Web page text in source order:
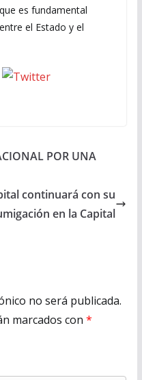
es fundamental
el Estado y el
POR UNA
continuará con su
en la Capital
no será publicada.
marcados con *